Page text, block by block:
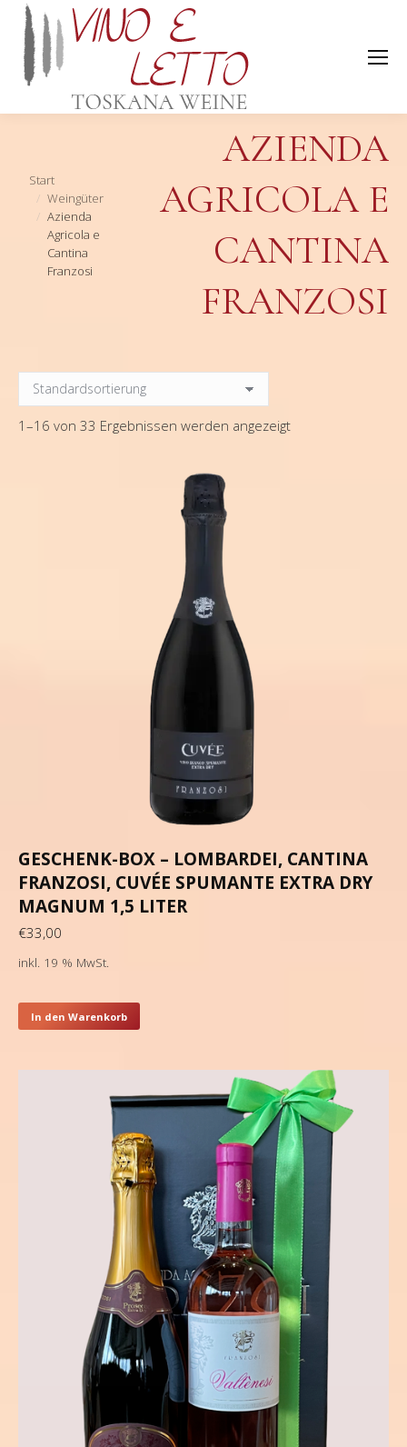
Sie befinden sich hier:
Start
Weingüter
Azienda
Agricola e
Cantina
Franzosi
AZIENDA
AGRICOLA E
CANTINA
FRANZOSI
1–16 von 33 Ergebnissen werden angezeigt
GESCHENK-BOX – LOMBARDEI, CANTINA
FRANZOSI, CUVÉE SPUMANTE EXTRA DRY
MAGNUM 1,5 LITER
€33,00
inkl. 19 % MwSt.
In den Warenkorb